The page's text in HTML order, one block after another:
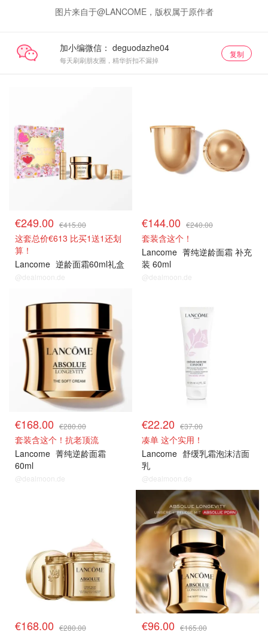
图片来自于@LANCOME，版权属于原作者
加小编微信：
每天刷刷朋友圈，精华折扣不漏掉
复制
€249.00 €415.00
这套总价€613 比买1送1还划
算！
Lancome 逆龄面霜60ml礼盒
@dealmoon.de
€144.00 €240.00
套装含这个！
Lancome 菁纯逆龄面霜 补充
装 60ml
@dealmoon.de
€168.00 €280.00
套装含这个！抗老顶流
Lancome 菁纯逆龄面霜
60ml
@dealmoon.de
€22.20 €37.00
凑单 这个实用！
Lancome 舒缓乳霜泡沫洁面
乳
@dealmoon.de
€168.00 €280.00 €96.00 €165.00